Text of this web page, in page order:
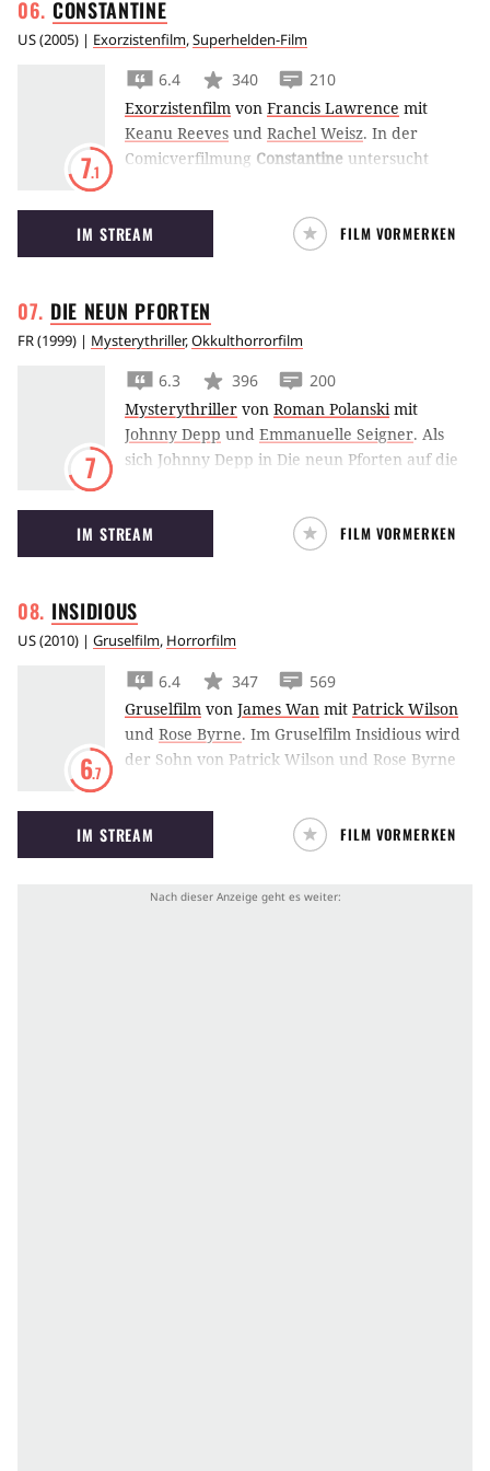
CONSTANTINE
US(2005) | Exorzistenfilm,Superhelden-Film
7.1
6.4 340
210
Exorzistenfilm von Francis Lawrence mit
Keanu Reeves und Rachel Weisz. In der
Comicverfilmung Constantine untersucht
Übernatürlichen John Constantine einen
vermeintlichen Selbstmord. Die Spur führt
direkt in die Hölle.
IM STREAM FILM VORMERKEN
DIE NEUN PFORTEN
FR(1999) | Mysterythriller,Okkulthorrorfilm
7
6.3 396
200
Mysterythriller von Roman Polanski mit
Johnny Depp und Emmanuelle Seigner. Als
sich Johnny Depp in Die neun Pforten auf die
macht, ahnt er nicht, welche bösen Kräfte er
heraufbeschwört.
IM STREAM FILM VORMERKEN
INSIDIOUS
US(2010) | Gruselfilm, Horrorfilm
6.7
6.4 347
569
Gruselfilm von James Wan mit Patrick Wilson
und Rose Byrne. Im Gruselfilm Insidious wird
der Sohn von Patrick Wilson und Rose Byrne
durch einen Umzug nicht abschütteln lassen.
IM STREAM FILM VORMERKEN